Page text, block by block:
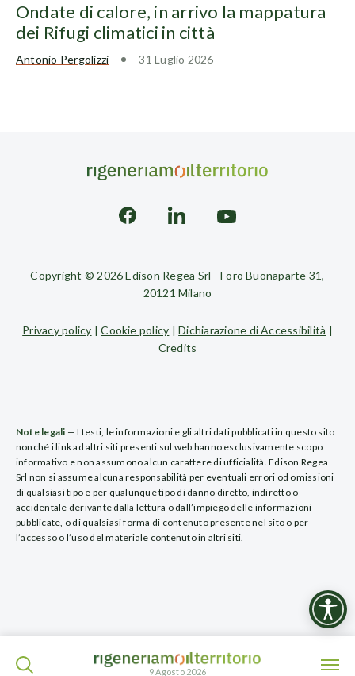
Ondate di calore, in arrivo la mappatura
dei Rifugi climatici in città
Antonio Pergolizzi 31 Luglio 2026
Copyright © 2026 Edison Regea Srl - Foro Buonaparte 31,
20121 Milano
Privacy policy |Cookie policy |Dichiarazione di Accessibilità
Credits
Note legali — I testi, le informazioni e gli altri dati pubblicati in questo sito
nonché i link ad altri siti presenti sul web hanno esclusivamente scopo
informativo e non assumono alcun carattere di ufficialità. Edison Regea
Srl non si assume alcuna responsabilità per eventuali errori od omissioni
di qualsiasi tipo e per qualunque tipo di danno diretto, indiretto o
accidentale derivante dalla lettura o dall’impiego delle informazioni
pubblicate, o di qualsiasi forma di contenuto presente nel sito o per
l’accesso o l’uso del materiale contenuto in altri siti.
9 Agosto 2026
ISCRIVITI ALLA NEWSLETTER